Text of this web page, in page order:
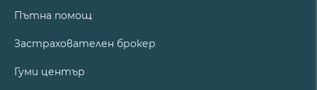
Пътна помощ
Застрахователен брокер
Гуми център